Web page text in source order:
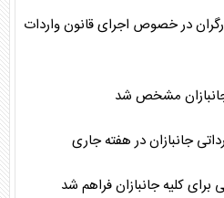
در خصوص اجرای قانون واردات
مشخص شد
جانبازان در هفته جاری
کلیه جانبازان فراهم شد